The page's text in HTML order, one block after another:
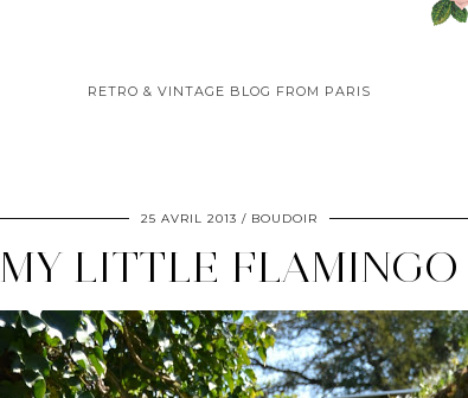
RETRO & VINTAGE BLOG FROM PARIS
25 AVRIL 2013 BOUDOIR
MY LITTLE FLAMINGO